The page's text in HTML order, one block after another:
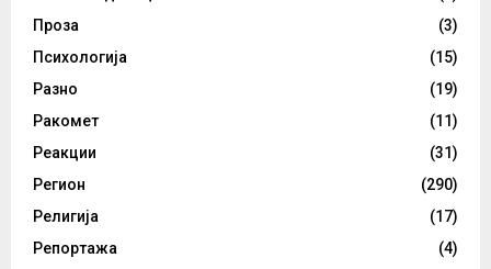
Проза
(3)
Психологија
(15)
Разно
(19)
Ракомет
(11)
Реакции
(31)
Регион
(290)
Религија
(17)
Репортажа
(4)